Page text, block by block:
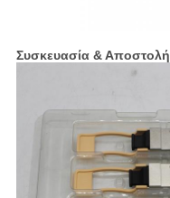
Συσκευασία & Αποστολή